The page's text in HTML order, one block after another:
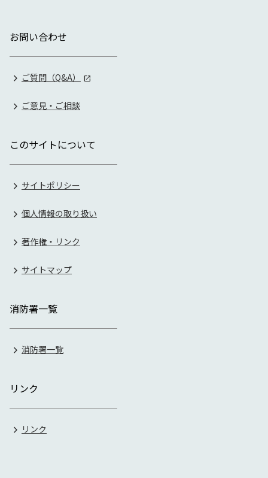
お問い合わせ
ご質問（Q&A）
ご意見・ご相談
このサイトについて
サイトポリシー
個人情報の取り扱い
著作権・リンク
サイトマップ
消防署一覧
消防署一覧
リンク
リンク